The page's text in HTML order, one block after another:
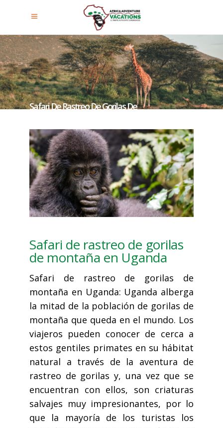
Safari De Rastreo De Gorilas De
Montaña En Uganda
Safari de rastreo de gorilas
de montaña en Uganda
Safari de rastreo de gorilas de
montaña en Uganda: Uganda alberga
la mitad de la población de gorilas de
montaña que queda en el mundo. Los
viajeros pueden conocer de cerca a
estos gentiles primates en su hábitat
natural a través de la aventura de
rastreo de gorilas y, una vez que se
encuentran con ellos, son criaturas
salvajes muy impresionantes, por lo
que la mayoría de los turistas los